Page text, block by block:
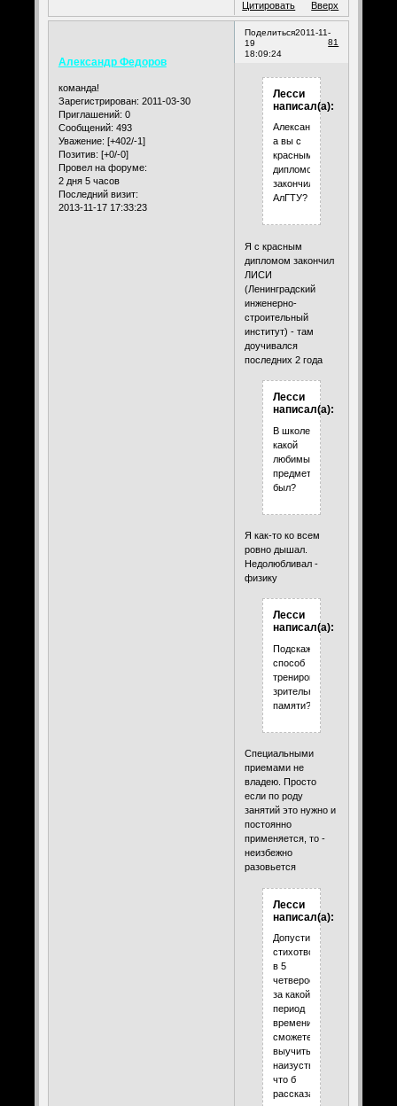
Цитировать Вверх
Поделиться
81
2011-11-
19
18:09:24
Александр Федоров
команда!
Зарегистрирован: 2011-03-30
Приглашений: 0
Сообщений: 493
Уважение: [+402/-1]
Позитив: [+0/-0]
Провел на форуме:
2 дня 5 часов
Последний визит:
2013-11-17 17:33:23
Лесси
написал(а):
Александр,
а вы с
красным
дипломом
закончили
АлГТУ?
Я с красным
дипломом закончил
ЛИСИ
(Ленинградский
инженерно-
строительный
институт) - там
доучивался
последних 2 года
Лесси
написал(а):
В школе
какой
любимый
предмет
был?
Я как-то ко всем
ровно дышал.
Недолюбливал -
физику
Лесси
написал(а):
Подскажите
способ
тренировки
зрительной
памяти?
Специальными
приемами не
владею. Просто
если по роду
занятий это нужно и
постоянно
применяется, то -
неизбежно
разовьется
Лесси
написал(а):
Допустим
стихотворение
в 5
четверостиший
за какой
период
времени
сможете
выучить
наизусть
что б
рассказать